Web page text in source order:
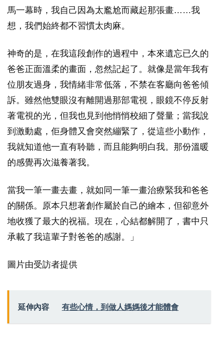
馬一幕時，我自己因為太尷尬而藏起那張畫……我
想，我們始終都不習慣太肉麻。
神奇的是，在我這段創作的過程中，本來遺忘已久的
爸爸正面溫柔的畫面，忽然記起了。就像是當年我有
位朋友過身，我情緒非常低落，不禁在客廳向爸爸傾
訴。雖然他雙眼沒有離開過那部電視，眼鏡不停反射
著電視的光，但我也見到他悄悄校細了聲量；當我說
到激動處，佢身體又會突然繃緊了，從這些小動作，
我就知道他一直有聆聽，而且能夠明白我。那份溫暖
的感覺再次滋養著我。
當我一筆一畫去畫，就如同一筆一畫治療緊我和爸爸
的關係。原本只想著創作屬於自己的繪本，但卻意外
地收獲了最大的祝福。現在，心結都解開了，書中只
承載了我這輩子對爸爸的感謝。」
圖片由受訪者提供
延伸內容 有些心情，到做人媽媽後才能體會